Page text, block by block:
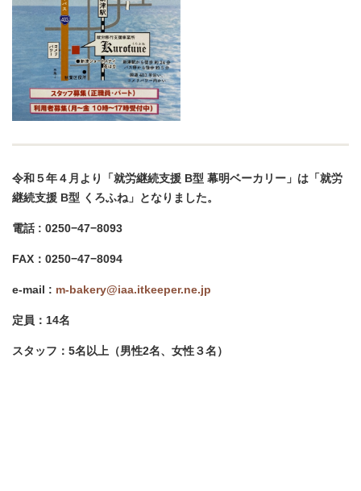
令和５年４月より「就労継続支援 B型 幕明ベーカリー」は「就労
継続支援 B型 くろふね」となりました。
電話 : 0250−47−8093
FAX：0250−47−8094
e-mail : m-bakery@iaa.itkeeper.ne.jp
定員：14名
スタッフ：5名以上（男性2名、女性３名）